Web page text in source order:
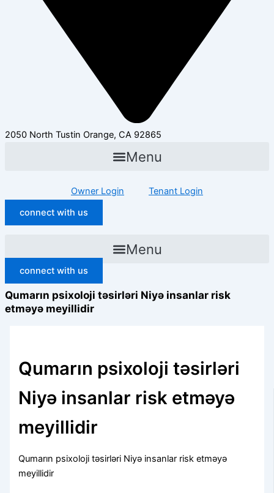
2050 North Tustin Orange, CA 92865
Menu
Owner Login
Tenant Login
connect with us
Menu
connect with us
Qumarın psixoloji təsirləri Niyə insanlar risk
etməyə meyillidir
Qumarın psixoloji təsirləri
Niyə insanlar risk etməyə
meyillidir
Qumarın psixoloji təsirləri Niyə insanlar risk etməyə
meyillidir